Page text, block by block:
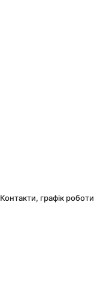
Контакти, графік роботи